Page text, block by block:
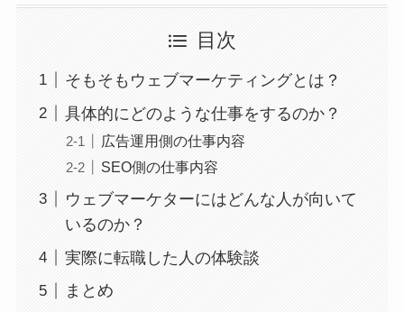
目次
そもそもウェブマーケティングとは？
具体的にどのような仕事をするのか？
広告運用側の仕事内容
SEO側の仕事内容
ウェブマーケターにはどんな人が向いて
いるのか？
実際に転職した人の体験談
まとめ